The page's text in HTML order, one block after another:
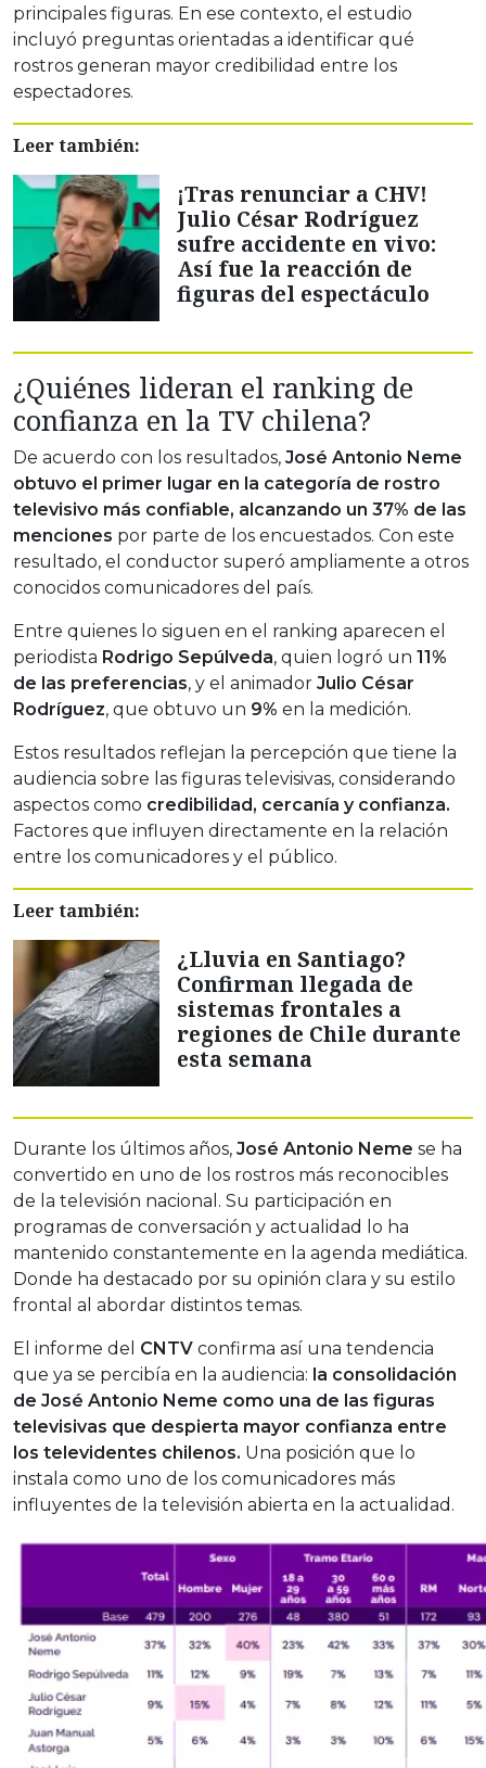
principales figuras. En ese contexto, el estudio
incluyó preguntas orientadas a identificar qué
rostros generan mayor credibilidad entre los
espectadores.
Leer también:
¡Tras renunciar a CHV!
Julio César Rodríguez
sufre accidente en vivo:
Así fue la reacción de
figuras del espectáculo
¿Quiénes lideran el ranking de
confianza en la TV chilena?
De acuerdo con los resultados, José Antonio Neme
obtuvo el primer lugar en la categoría de rostro
televisivo más confiable, alcanzando un 37% de las
menciones por parte de los encuestados. Con este
resultado, el conductor superó ampliamente a otros
conocidos comunicadores del país.
Entre quienes lo siguen en el ranking aparecen el
periodista Rodrigo Sepúlveda, quien logró un 11%
de las preferencias, y el animador Julio César
Rodríguez, que obtuvo un 9% en la medición.
Estos resultados reflejan la percepción que tiene la
audiencia sobre las figuras televisivas, considerando
aspectos como credibilidad, cercanía y confianza.
Factores que influyen directamente en la relación
entre los comunicadores y el público.
Leer también:
¿Lluvia en Santiago?
Confirman llegada de
sistemas frontales a
regiones de Chile durante
esta semana
Durante los últimos años, José Antonio Neme se ha
convertido en uno de los rostros más reconocibles
de la televisión nacional. Su participación en
programas de conversación y actualidad lo ha
mantenido constantemente en la agenda mediática.
Donde ha destacado por su opinión clara y su estilo
frontal al abordar distintos temas.
El informe del CNTV confirma así una tendencia
que ya se percibía en la audiencia: la consolidación
de José Antonio Neme como una de las figuras
televisivas que despierta mayor confianza entre
los televidentes chilenos. Una posición que lo
instala como uno de los comunicadores más
influyentes de la televisión abierta en la actualidad.